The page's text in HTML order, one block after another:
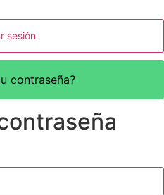
sesión
contraseña?